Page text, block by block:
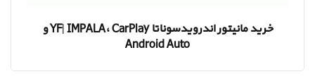
خرید مانیتور اندرویدسوناتا YF| IMPALA، CarPlay و
Android Auto